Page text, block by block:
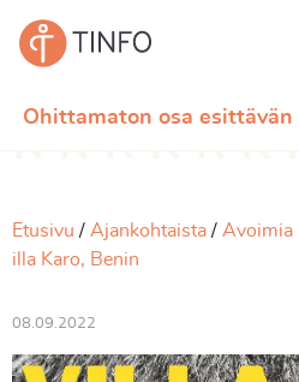
Ohittamaton osa
Etusivu Ajankohtaista Avoimia
illa Karo, Benin
08.09.2022